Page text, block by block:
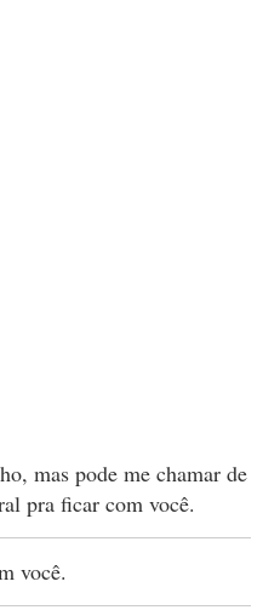
mas pode me chamar de
pra ficar com você.
você.